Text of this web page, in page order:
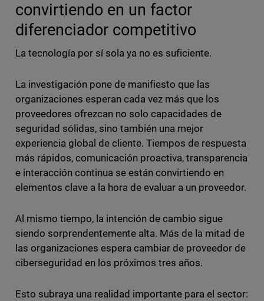
convirtiendo en un factor
diferenciador competitivo
La tecnología por sí sola ya no es suficiente.
La investigación pone de manifiesto que las
organizaciones esperan cada vez más que los
proveedores ofrezcan no solo capacidades de
seguridad sólidas, sino también una mejor
experiencia global de cliente. Tiempos de respuesta
más rápidos, comunicación proactiva, transparencia
e interacción continua se están convirtiendo en
elementos clave a la hora de evaluar a un proveedor.
Al mismo tiempo, la intención de cambio sigue
siendo sorprendentemente alta. Más de la mitad de
las organizaciones espera cambiar de proveedor de
ciberseguridad en los próximos tres años.
Esto subraya una realidad importante para el sector: